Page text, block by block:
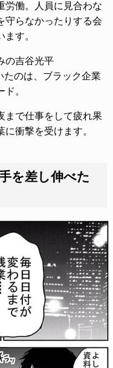
労働。人員に見合わな
守らなかったりする会
す。
の吉谷光平
たのは、ブラック企業
。
まで仕事をして疲れ果
衝撃を受けます。
を差し伸べた